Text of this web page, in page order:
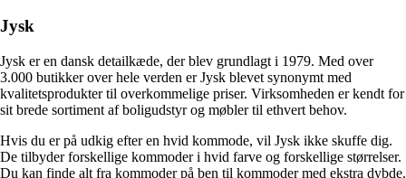
Jysk
Jysk er en dansk detailkæde, der blev grundlagt i 1979. Med over
3.000 butikker over hele verden er Jysk blevet synonymt med
kvalitetsprodukter til overkommelige priser. Virksomheden er kendt for
sit brede sortiment af boligudstyr og møbler til ethvert behov.
Hvis du er på udkig efter en hvid kommode, vil Jysk ikke skuffe dig.
De tilbyder forskellige kommoder i hvid farve og forskellige størrelser.
Du kan finde alt fra kommoder på ben til kommoder med ekstra dybde.